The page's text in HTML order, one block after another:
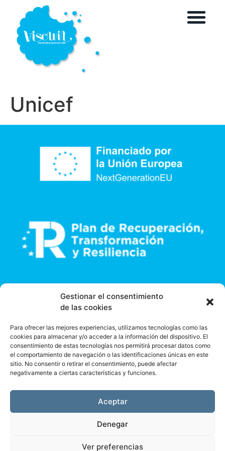
Gestionar el consentimiento
de las cookies
Para ofrecer las mejores experiencias, utilizamos tecnologías como las
cookies para almacenar y/o acceder a la información del dispositivo. El
consentimiento de estas tecnologías nos permitirá procesar datos como
el comportamiento de navegación o las identificaciones únicas en este
sitio. No consentir o retirar el consentimiento, puede afectar
negativamente a ciertas características y funciones.
Aceptar
Denegar
Ver preferencias
Unicef